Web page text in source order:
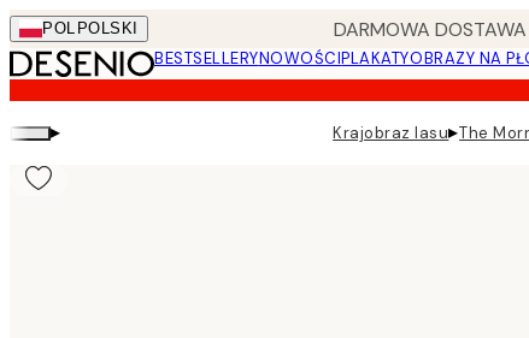
Skip
to
main
content.
POL POLSKI DARMOWA
BESTSELLERYNOWOŚCIPLAKATYOBRAZY NA
▸ Krajobraz lasu▸The